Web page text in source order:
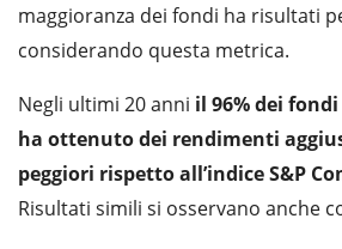
maggioranza dei fondi ha risultati
considerando questa metrica.
Negli ultimi 20 anni il 96% dei
ha ottenuto dei rendimenti
peggiori rispetto all’indice S&P
Risultati simili si osservano anche